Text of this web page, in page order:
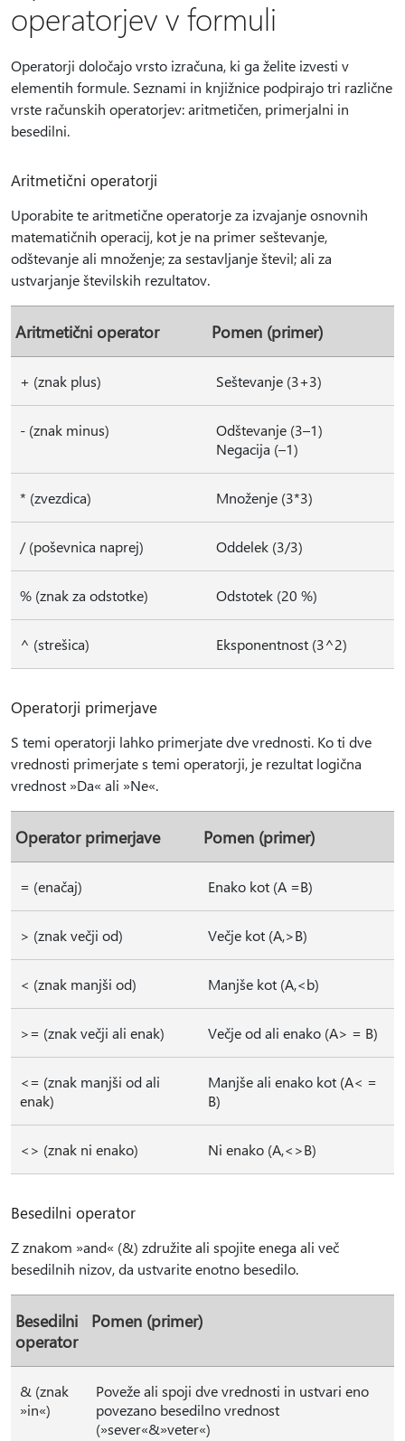
operatorjev v formuli
Operatorji določajo vrsto izračuna, ki ga želite izvesti v
elementih formule. Seznami in knjižnice podpirajo tri različne
vrste računskih operatorjev: aritmetičen, primerjalni in
besedilni.
Aritmetični operatorji
Uporabite te aritmetične operatorje za izvajanje osnovnih
matematičnih operacij, kot je na primer seštevanje,
odštevanje ali množenje; za sestavljanje števil; ali za
ustvarjanje številskih rezultatov.
Aritmetični operator Pomen (primer)
+ (znak plus) Seštevanje (3+3)
- (znak minus)
Odštevanje (3–1)
Negacija (–1)
* (zvezdica) Množenje (3*3)
/ (poševnica naprej) Oddelek (3/3)
% (znak za odstotke) Odstotek (20 %)
^ (strešica) Eksponentnost (3^2)
Operatorji primerjave
S temi operatorji lahko primerjate dve vrednosti. Ko ti dve
vrednosti primerjate s temi operatorji, je rezultat logična
vrednost »Da« ali »Ne«.
Operator primerjave Pomen (primer)
= (enačaj) Enako kot (A =B)
> (znak večji od) Večje kot (A,>B)
< (znak manjši od) Manjše kot (A,<b)
>= (znak večji ali enak) Večje od ali enako (A> = B)
<= (znak manjši od ali
enak)
Manjše ali enako kot (A< =
B)
<> (znak ni enako) Ni enako (A,<>B)
Besedilni operator
Z znakom »and« (&) združite ali spojite enega ali več
besedilnih nizov, da ustvarite enotno besedilo.
Besedilni
operator
Pomen (primer)
& (znak
»in«)
Poveže ali spoji dve vrednosti in ustvari eno
povezano besedilno vrednost
(»sever«&»veter«)